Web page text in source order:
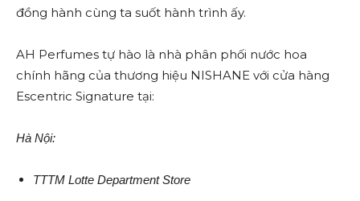
đồng hành cùng ta suốt hành trình ấy.
AH Perfumes tự hào là nhà phân phối nước hoa
chính hãng của thương hiệu NISHANE với cửa hàng
Escentric Signature tại:
Hà Nội:
TTTM Lotte Department Store